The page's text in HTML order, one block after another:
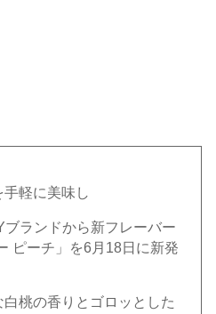
手軽に美味し
ブランドから新フレーバー
ピーチ」を6月18日に新発
桃の香りとゴロッとした